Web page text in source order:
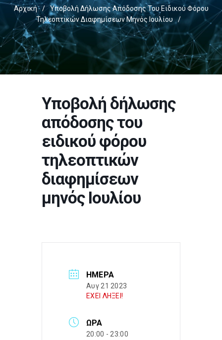
Αρχική /
Υποβολή Δήλωσης Απόδοσης Του Ειδικού Φόρου
Τηλεοπτικών Διαφημίσεων Μηνός Ιουλίου
/
Υποβολή δήλωσης
απόδοσης του
ειδικού φόρου
τηλεοπτικών
διαφημίσεων
μηνός Ιουλίου
ΗΜΈΡΑ
Αυγ 21 2023
ΕΧΕΙ ΛΗΞΕΙ!
ΏΡΑ
20:00 - 23:00